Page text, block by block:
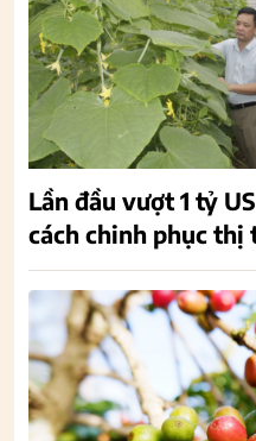
Lần đầu vượt 1 tỷ
cách chinh phục thị